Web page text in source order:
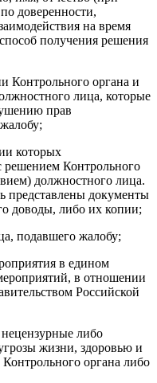
доверенности,
на время
получения решения
Контрольного органа и
лица, которые
прав
которых
решением Контрольного
должностного лица.
представлены документы
доводы, либо их копии;
подавшего жалобу;
в едином
в отношении
Российской
либо
жизни, здоровью и
органа либо